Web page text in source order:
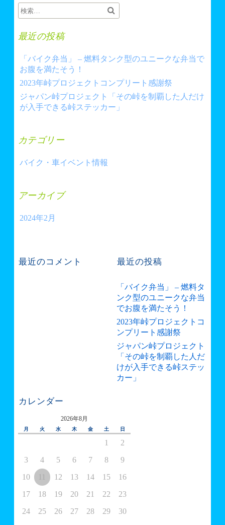
最近の投稿
「バイク弁当」 – 燃料タンク型のユニークな弁当で
お腹を満たそう！
2023年峠プロジェクトコンプリート感謝祭
ジャパン峠プロジェクト「その峠を制覇した人だけ
が入手できる峠ステッカー」
カテゴリー
バイク・車イベント情報
アーカイブ
2024年2月
最近のコメント 最近の投稿
「バイク弁当」 – 燃料タ
ンク型のユニークな弁当
でお腹を満たそう！
2023年峠プロジェクトコ
ンプリート感謝祭
ジャパン峠プロジェクト
「その峠を制覇した人だ
けが入手できる峠ステッ
カー」
カレンダー
2026年8月
月 火 水 木 金 土 日
1
2
3
4 5 6 7 8
9
10
11 12 13 14 15
16
17
18 19 20 21 22
23
24
25 26 27 28 29
30